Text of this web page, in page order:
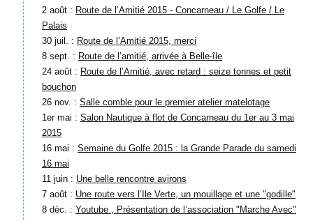
2 août : Route de l’Amitié 2015 - Concarneau / Le Golfe / Le
Palais
30 juil. : Route de l’Amitié 2015, merci
8 sept. : Route de l’amitié, arrivée à Belle-île
24 août : Route de l’Amitié, avec retard : seize tonnes et petit
bouchon
26 nov. : Salle comble pour le premier atelier matelotage
1er mai : Salon Nautique à flot de Concarneau du 1er au 3 mai
2015
16 mai : Semaine du Golfe 2015 : la Grande Parade du samedi
16 mai
11 juin : Une belle rencontre avirons
7 août : Une route vers l’Ile Verte, un mouillage et une "godille"
8 déc. : Youtube , Présentation de l’association "Marche Avec"